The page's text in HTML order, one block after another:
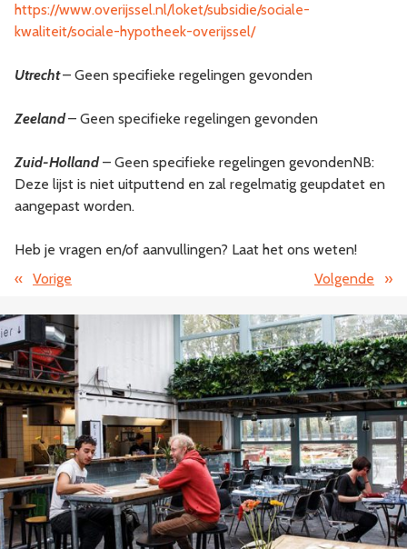
https://www.overijssel.nl/loket/subsidie/sociale-
kwaliteit/sociale-hypotheek-overijssel/
Utrecht– Geen specifieke regelingen gevonden
Zeeland– Geen specifieke regelingen gevonden
Zuid-Holland– Geen specifieke regelingen gevondenNB:
Deze lijst is niet uitputtend en zal regelmatig geupdatet en
aangepast worden.
Heb je vragen en/of aanvullingen? Laat het ons weten!
« Vorige Volgende »